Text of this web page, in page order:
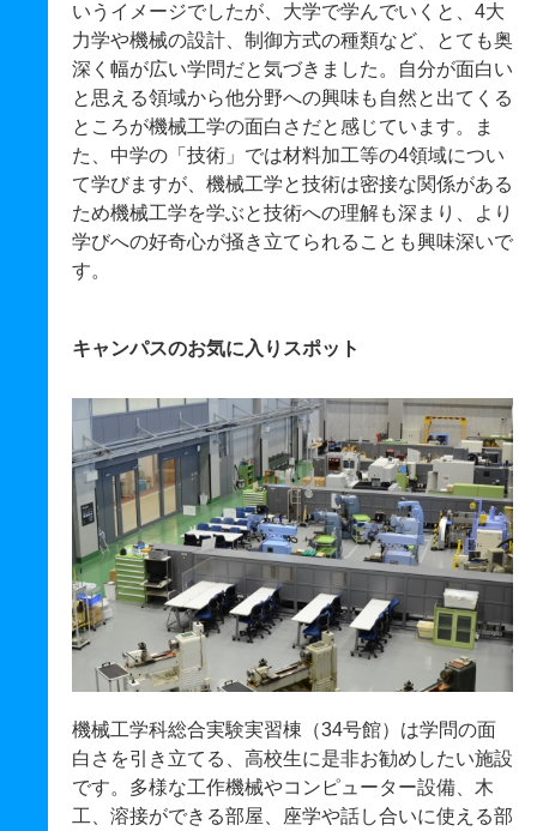
いうイメージでしたが、大学で学んでいくと、4大
力学や機械の設計、制御方式の種類など、とても奥
深く幅が広い学問だと気づきました。自分が面白い
と思える領域から他分野への興味も自然と出てくる
ところが機械工学の面白さだと感じています。ま
た、中学の「技術」では材料加工等の4領域につい
て学びますが、機械工学と技術は密接な関係がある
ため機械工学を学ぶと技術への理解も深まり、より
学びへの好奇心が掻き立てられることも興味深いで
す。
キャンパスのお気に入りスポット
機械工学科総合実験実習棟（34号館）は学問の面
白さを引き立てる、高校生に是非お勧めしたい施設
です。多様な工作機械やコンピューター設備、木
工、溶接ができる部屋、座学や話し合いに使える部